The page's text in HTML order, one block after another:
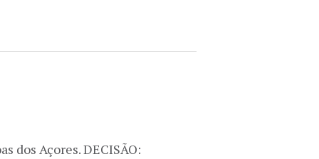
dos Açores. DECISÃO: